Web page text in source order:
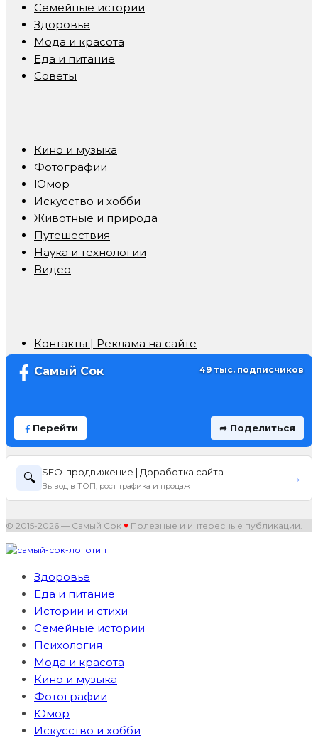
Семейные истории
Здоровье
Мода и красота
Еда и питание
Советы
Кино и музыка
Фотографии
Юмор
Искусство и хобби
Животные и природа
Путешествия
Наука и технологии
Видео
Контакты | Реклама на сайте
Самый Сок 49 тыс. подписчиков
Перейти ➦ Поделиться
🔍 SEO-продвижение | Доработка сайта
Вывод в ТОП, рост трафика и продаж
→
© 2015-2026 — Самый Сок ♥ Полезные и интересные публикации.
Здоровье
Еда и питание
Истории и стихи
Семейные истории
Психология
Мода и красота
Кино и музыка
Фотографии
Юмор
Искусство и хобби